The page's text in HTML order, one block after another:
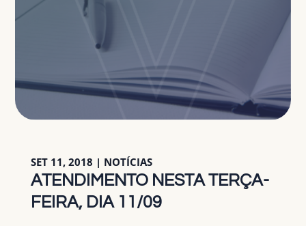
ATENDIMENTO NESTA TERÇA-
FEIRA, DIA 11/09
SET 11, 2018 | NOTÍCIAS